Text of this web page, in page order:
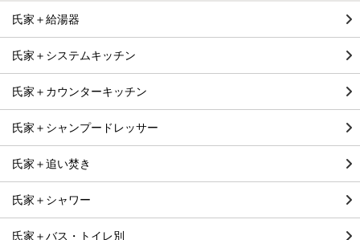
氏家＋給湯器
氏家＋システムキッチン
氏家＋カウンターキッチン
氏家＋シャンプードレッサー
氏家＋追い焚き
氏家＋シャワー
氏家＋バス・トイレ別